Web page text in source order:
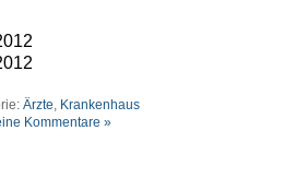
Ärzte, Krankenhaus
Kommentare »